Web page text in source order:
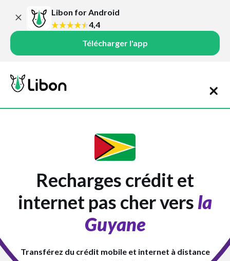
Libon for Android
4,4
Télécharger l'app
Recharges crédit et
internet pas cher vers la
Guyane
Transférez du crédit mobile et internet à distance